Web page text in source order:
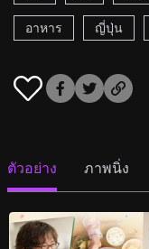
อาหาร ญี่ปุ่น
ตัวอย่าง ภาพนิ่ง